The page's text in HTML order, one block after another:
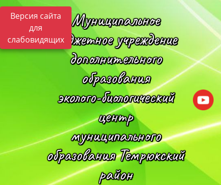
Версия сайта
для
слабовидящих
Муниципальное
бюджетное учреждение
дополнительного
образования
эколого-биологический
центр
муниципального
образования Темрюкский
район